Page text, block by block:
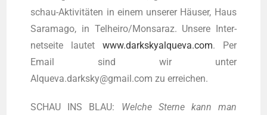
schau-Akti­vi­tä­ten in einem unse­rer Häu­ser, Haus
Sara­ma­go, in Telheiro/Monsaraz. Unse­re Inter­
net­sei­te lau­tet www.darkskyalqueva.com. Per
Email sind wir unter
Alqueva.darksky@gmail.com zu erreichen.
SCHAU INS BLAU: Wel­che Ster­ne kann man